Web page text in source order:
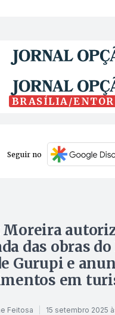
BRASÍLIA/
Seguir no
Moreira
das obras
Gurupi e
em
Feitosa 15 setembro 2025